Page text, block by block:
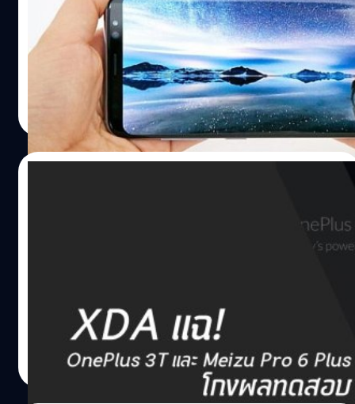
หน้าจอไร้ขอบ คือเทรนด์ล่าสุดสำหรับสมาร์ทโฟนในปี 2017 นี้
โดย ทั้ง Samsung Galaxy S8 และ LG G6 รวมถึง Xiaomi Mi
Mix เมื่อปี 2016 ต่างก็เปิดตัวด้วยคอนเซ็ปต์ดังกล่าวทั้งสิ้น แต่
ยังมีสมาร์ทโฟนอีกหลายรุ่นที่จะเปิดตัวพร้อมกับหน้าจอไร้ขอบ
ซึ่งมีรุ่นที่น่าสนใจ ดังนี้
ปรีดี ฤกษ์วลีกุล| 3404 days ago
แต่ XDA ก็พบว่ามีสมาร์ทโฟน 2 รุ่น (เท่าที่รู้ตอนนี้) ที่ปรับแต่ง
การทำงานให้แรงเป็นพิเศษสำหรับการทดสอบด้วยแอป
Benchmark โดยเฉพาะ คือ OnePlus 3T และ Meizu Pro 6
เอกพล ชูเชิด | 3474 days ago
Read More